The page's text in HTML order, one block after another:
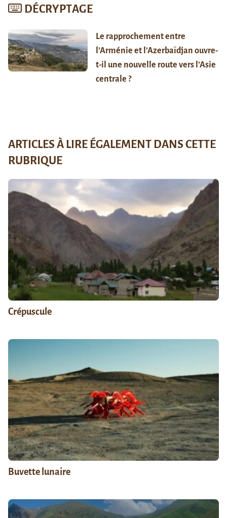
DÉCRYPTAGE
Le rapprochement entre
l’Arménie et l’Azerbaïdjan ouvre-
t-il une nouvelle route vers l’Asie
centrale ?
ARTICLES À LIRE ÉGALEMENT DANS CETTE
RUBRIQUE
Crépuscule
Buvette lunaire